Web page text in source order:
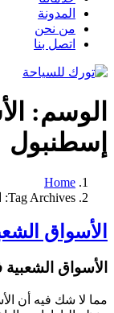
المدونة
من نحن
اتصل بنا
الوسم:
إسطنبول
Home
Tag Archives: الأسواق الشعبية في إسطنبول
الأسواق
الأسواق
مما لا شك فيه أن